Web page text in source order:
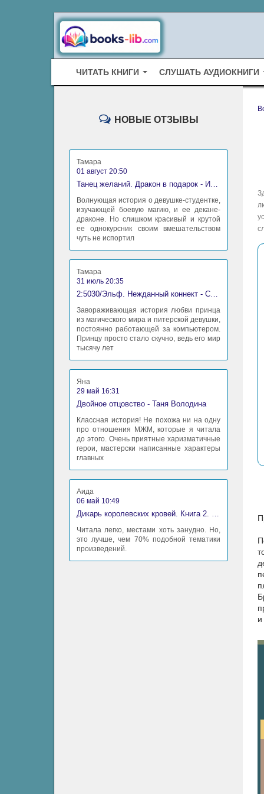
ЧИТАТЬ КНИГИ СЛУШАТЬ АУДИОКНИГИ
НОВЫЕ ОТЗЫВЫ
Тамара
01 август 20:50
Танец желаний. Дракон в подарок - Ирина Алексеева
Волнующая история о девушке-студентке,
изучающей боевую магию, и ее декане-
драконе. Но слишком красивый и крутой
ее однокурсник своим вмешательством
чуть не испортил
Тамара
31 июль 20:35
2:5030/Эльф. Нежданный коннект - Станислав Миков
Завораживающая история любви принца
из магического мира и питерской девушки,
постоянно работающей за компьютером.
Принцу просто стало скучно, ведь его мир
тысячу лет
Яна
29 май 16:31
Двойное отцовство - Таня Володина
Классная история! Не похожа ни на одну
про отношения МЖМ, которые я читала
до этого. Очень приятные харизматичные
герои, мастерски написанные характеры
главных
Аида
06 май 10:49
Дикарь королевских кровей. Книга 2. Леди-фаворитка - Анна Сергеевна Гаврилова
Читала легко, местами хоть занудно. Но,
это лучше, чем 70% подобной тематики
произведений.